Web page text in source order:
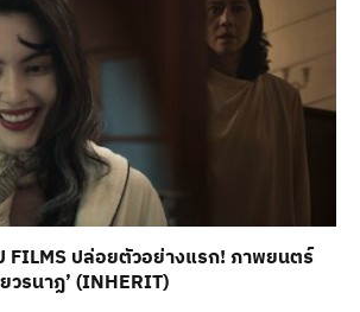
FILMS ปล่อยตัวอย่างแรก! ภาพยนตร์
รนาฏ’ (INHERIT)